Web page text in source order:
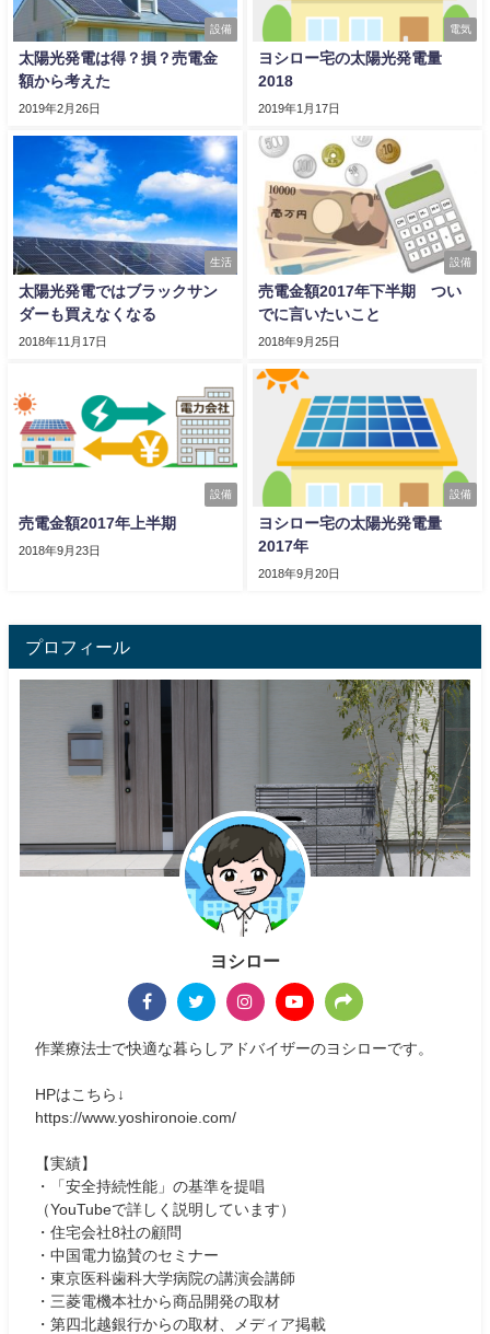
設備
太陽光発電は得？損？売電金
額から考えた
2019年2月26日
電気
ヨシロー宅の太陽光発電量
2018
2019年1月17日
生活
太陽光発電ではブラックサン
ダーも買えなくなる
2018年11月17日
設備
売電金額2017年下半期 つい
でに言いたいこと
2018年9月25日
設備
売電金額2017年上半期
2018年9月23日
設備
ヨシロー宅の太陽光発電量
2017年
2018年9月20日
プロフィール
ヨシロー
作業療法士で快適な暮らしアドバイザーのヨシローです。
HPはこちら↓
https://www.yoshironoie.com/
【実績】
・「安全持続性能」の基準を提唱
（YouTubeで詳しく説明しています）
・住宅会社8社の顧問
・中国電力協賛のセミナー
・東京医科歯科大学病院の講演会講師
・三菱電機本社から商品開発の取材
・第四北越銀行からの取材、メディア掲載